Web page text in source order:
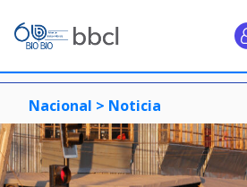
Nacional > Noticia